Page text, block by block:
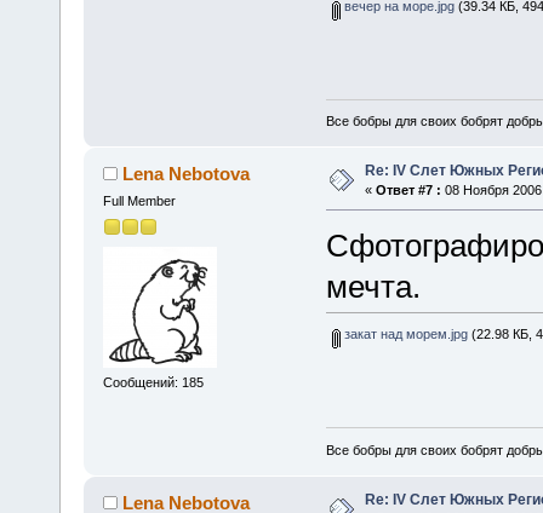
вечер на море.jpg(39.34 КБ,
Все бобры для своих бобрят
Lena Nebotova
Full Member
Сообщений: 185
Re: IV Слет Южных
« Ответ #7 : 08 Ноября
мечта.
закат над морем.jpg(22.98 КБ,
Все бобры для своих бобрят
Lena Nebotova Re: IV Слет Южных